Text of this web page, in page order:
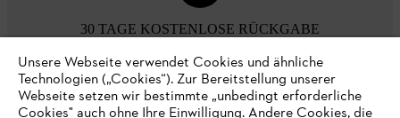
30 TAGE KOSTENLOSE RÜCKGABE
Zahlungsmöglichkeiten
Unsere Webseite verwendet Cookies und ähnliche
Technologien („Cookies“). Zur Bereitstellung unserer
Webseite setzen wir bestimmte „unbedingt erforderliche
Cookies" auch ohne Ihre Einwilligung. Andere Cookies, die